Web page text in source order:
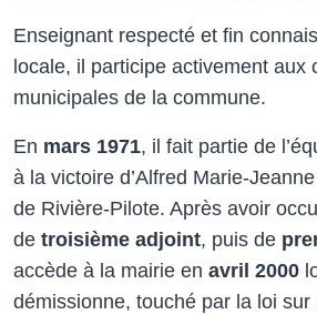
Enseignant respecté et fin
locale, il participe activement aux
municipales de la commune.
En mars 1971, il fait partie de
à la victoire d’Alfred Marie-
de Rivière-Pilote. Après avoir
de troisième adjoint, puis de
accède à la mairie en avril 2000
démissionne, touché par la loi sur